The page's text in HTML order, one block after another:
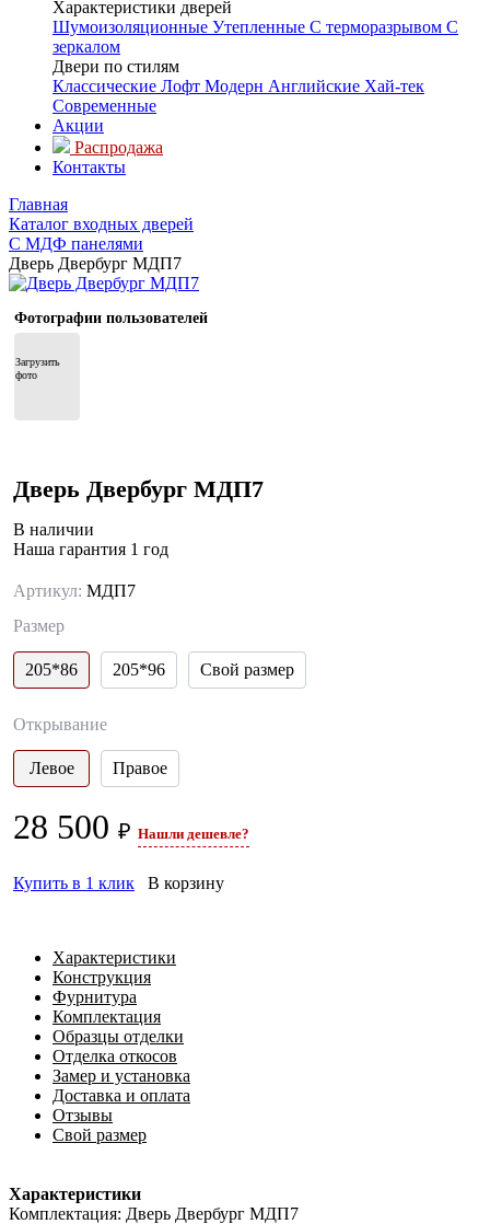
Характеристики дверей
Шумоизоляционные Утепленные С терморазрывом С
зеркалом
Двери по стилям
Классические Лофт Модерн Английские Хай-тек
Современные
Акции
Распродажа
Контакты
Главная
Каталог входных дверей
С МДФ панелями
Дверь Двербург МДП7
Фотографии пользователей
Загрузить
фото
Дверь Двербург МДП7
В наличии
Наша гарантия 1 год
Артикул: МДП7
Размер
205*86 205*96 Свой размер
Открывание
Левое Правое
28 500 ₽ Нашли дешевле?
Купить в 1 клик В корзину
Характеристики
Конструкция
Фурнитура
Комплектация
Образцы отделки
Отделка откосов
Замер и установка
Доставка и оплата
Отзывы
Свой размер
Характеристики
Комплектация: Дверь Двербург МДП7